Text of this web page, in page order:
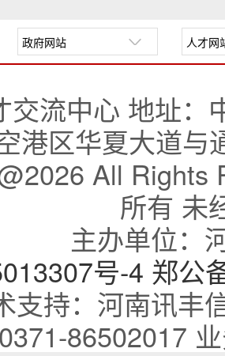
交流中心 地址：
港区华夏大道与
All Rights
所有 未
主办单位：
号-4 郑公
支持：河南讯丰
0371-86502017